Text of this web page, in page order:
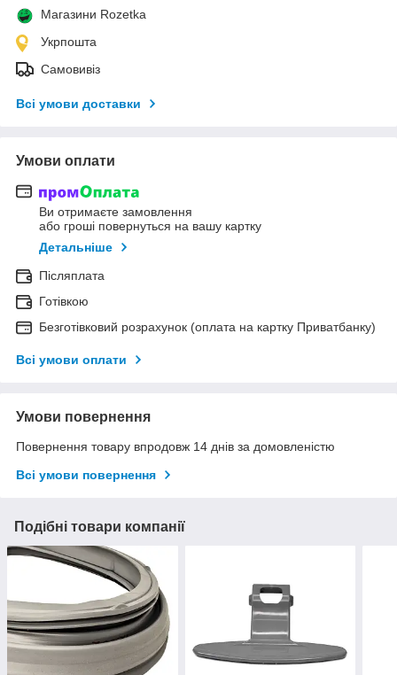
Магазини Rozetka
Укрпошта
Самовивіз
Всі умови доставки
Умови оплати
Ви отримаєте замовлення
або гроші повернуться на вашу картку
Детальніше
Післяплата
Готівкою
Безготівковий розрахунок (оплата на картку Приватбанку)
Всі умови оплати
Умови повернення
Повернення товару впродовж 14 днів за домовленістю
Всі умови повернення
Подібні товари компанії